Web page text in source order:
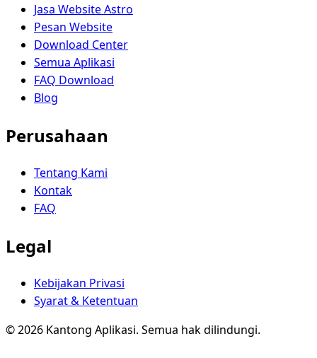
Jasa Website Astro
Pesan Website
Download Center
Semua Aplikasi
FAQ Download
Blog
Perusahaan
Tentang Kami
Kontak
FAQ
Legal
Kebijakan Privasi
Syarat & Ketentuan
© 2026 Kantong Aplikasi. Semua hak dilindungi.